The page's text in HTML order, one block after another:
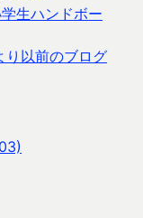
生ハンドボー
り以前のブログ